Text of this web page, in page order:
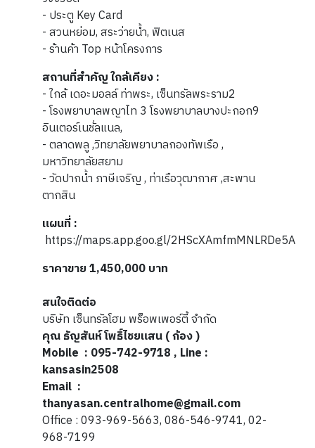
- ประตู Key Card
- สวนหย่อม, สระว่ายน้ำ, ฟิตเนส
- ร้านค้า Top หน้าโครงการ
สถานที่สำคัญ ใกล้เคียง :
- ใกล้ เดอะมอลล์ ท่าพระ, เซ็นทรัลพระราม2
- โรงพยาบาลพญาไท 3 โรงพยาบาลบางปะกอก9
อินเตอร์เนชั่ลแนล,
- ตลาดพลู ,วิทยาลัยพยาบาลกองทัพเรือ ,
มหาวิทยาลัยสยาม
- วัดปากน้ำ ภาษีเจริญ , ท่าเรือวุฒากาศ ,สะพาน
ตากสิน
แผนที่ :
https://maps.app.goo.gl/2HScXAmfmMNLRDe5A
ราคาขาย 1,450,000 บาท
สนใจติดต่อ
บริษัท เซ็นทรัลโฮม พร็อพเพอร์ตี้ จำกัด
คุณ ธัญสันห์ โพธิ์ไชยแสน ( ก้อง )
Mobile : 095-742-9718 , Line :
kansasin2508
Email :
thanyasan.centralhome@gmail.com
Office : 093-969-5663, 086-546-9741, 02-
968-7199